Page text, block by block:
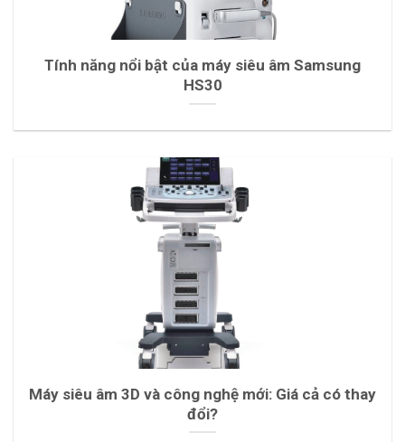
Tính năng nổi bật của máy siêu âm Samsung
HS30
Máy siêu âm 3D và công nghệ mới: Giá cả có thay
đổi?